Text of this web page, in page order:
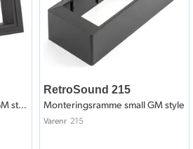
Monteringsramme 58-72 GM style
RetroSound 215
Monteringsramme small GM style
Varenr 215